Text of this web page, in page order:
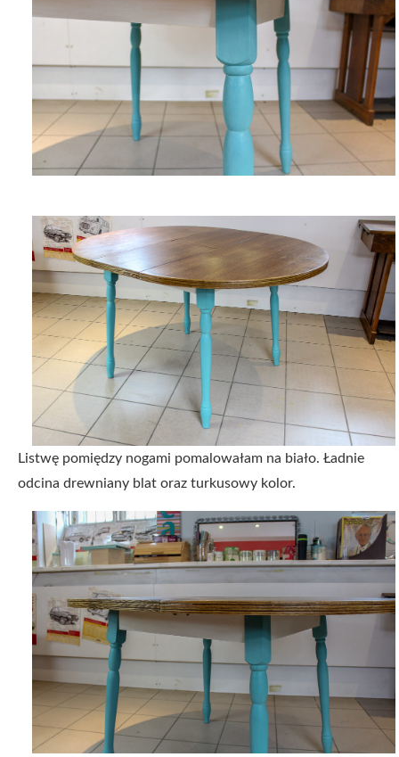
Listwę pomiędzy nogami pomalowałam na biało. Ładnie
odcina drewniany blat oraz turkusowy kolor.